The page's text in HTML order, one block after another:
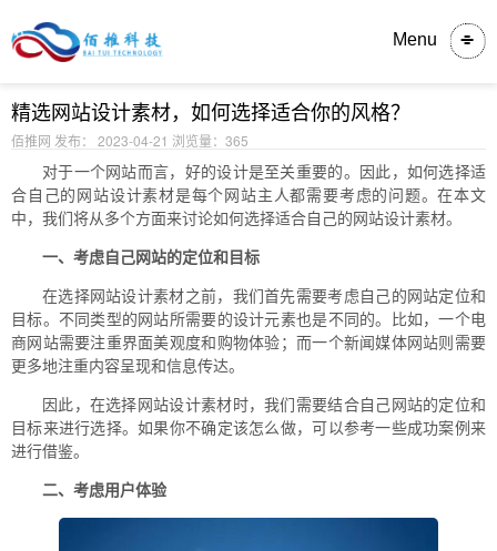
Menu
精选网站设计素材，如何选择适合你的风格？
佰推网 发布： 2023-04-21 浏览量：365
对于一个网站而言，好的设计是至关重要的。因此，如何选择适
合自己的网站设计素材是每个网站主人都需要考虑的问题。在本文
中，我们将从多个方面来讨论如何选择适合自己的网站设计素材。
一、考虑自己网站的定位和目标
在选择网站设计素材之前，我们首先需要考虑自己的网站定位和
目标。不同类型的网站所需要的设计元素也是不同的。比如，一个电
商网站需要注重界面美观度和购物体验；而一个新闻媒体网站则需要
更多地注重内容呈现和信息传达。
因此，在选择网站设计素材时，我们需要结合自己网站的定位和
目标来进行选择。如果你不确定该怎么做，可以参考一些成功案例来
进行借鉴。
二、考虑用户体验